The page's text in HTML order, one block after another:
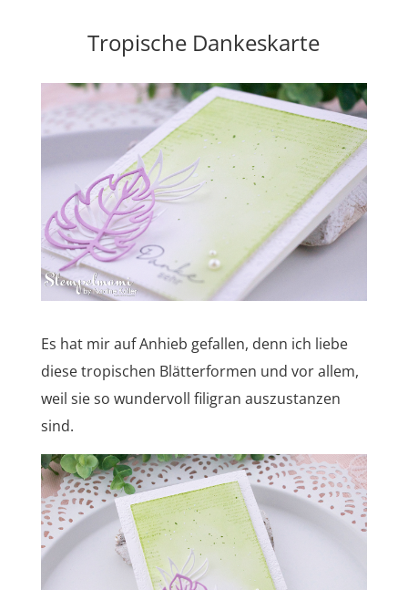
Tropische Dankeskarte
Es hat mir auf Anhieb gefallen, denn ich liebe
diese tropischen Blätterformen und vor allem,
weil sie so wundervoll filigran auszustanzen
sind.